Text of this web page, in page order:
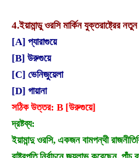
4.ইয়ামান্ডু ওরসি মার্কিন যুক্তরাষ্ট্রের নতুন
[A] প্যারাগুয়ে
[B] উরুগুয়ে
[C] ভেনিজুয়েলা
[D] গায়ানা
সঠিক উত্তর: B [উরুগুয়ে]
দ্রষ্টব্য:
ইয়ামান্দু ওরসি, একজন বামপন্থী